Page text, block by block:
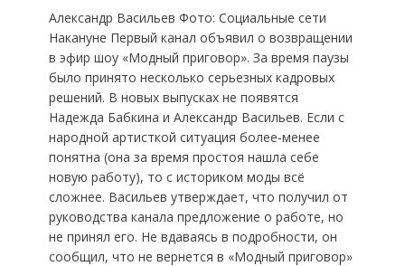
Александр Васильев Фото: Социальные сети
Накануне Первый канал объявил о возвращении
в эфир шоу «Модный приговор». За время паузы
было принято несколько серьезных кадровых
решений. В новых выпусках не появятся
Надежда Бабкина и Александр Васильев. Если с
народной артисткой ситуация более-менее
понятна (она за время простоя нашла себе
новую работу), то с историком моды всё
сложнее. Васильев утверждает, что получил от
руководства канала предложение о работе, но
не принял его. Не вдаваясь в подробности, он
сообщил, что не вернется в «Модный приговор»